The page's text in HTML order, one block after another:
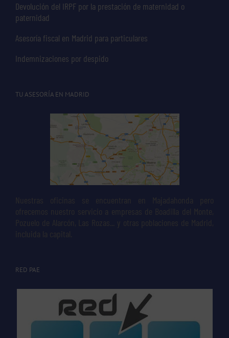
Devolución del IRPF por la prestación de maternidad o
paternidad
Asesoría fiscal en Madrid para particulares
Indemnizaciones por despido
TU ASESORÍA EN MADRID
Nuestras oficinas se encuentran en Majadahonda pero
ofrecemos nuestro servicio a empresas de Boadilla del Monte,
Pozuelo de Alarcón, Las Rozas... y otras poblaciones de Madrid,
incluida la capital.
RED PAE